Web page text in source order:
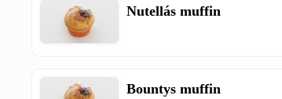
Nutellás muffin
Bountys muffin